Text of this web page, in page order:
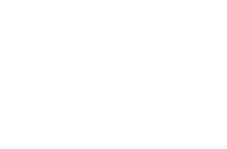
२.९५ लाखांचा मुद्देमाल जप्त
परिवारातर्फे “युवा पार्श्वगायक” पुरस्कार प्रदान
म्युझिक कलर्सचे संचालक प्रवीणकुमार अवचर यांना २०२५ यावर्षीचा बालगंधर्व रंगमंदिर